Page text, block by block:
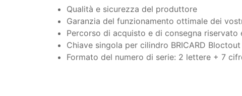
Qualità e sicurezza del produttore
Garanzia del funzionamento ottimale dei
Percorso di acquisto e di consegna riservato
Chiave singola per cilindro BRICARD Bloctout
Formato del numero di serie: 2 lettere + 7